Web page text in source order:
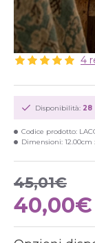
4
45,01€
40,00€
Disponibilità: 28
Codice prodotto:
Dimensioni: 12.00cm